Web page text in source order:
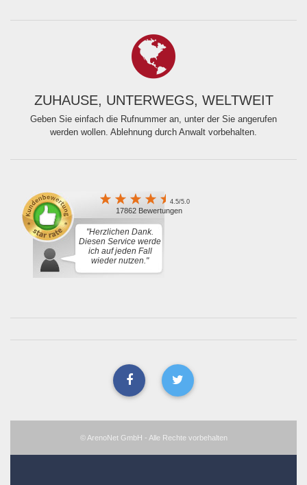
ZUHAUSE, UNTERWEGS, WELTWEIT
Geben Sie einfach die Rufnummer an, unter der Sie angerufen
werden wollen. Ablehnung durch Anwalt vorbehalten.
4.5/5.0
17862 Bewertungen
"Herzlichen Dank.
Diesen Service werde
ich auf jeden Fall
wieder nutzen."
© ArenoNet GmbH - Alle Rechte vorbehalten